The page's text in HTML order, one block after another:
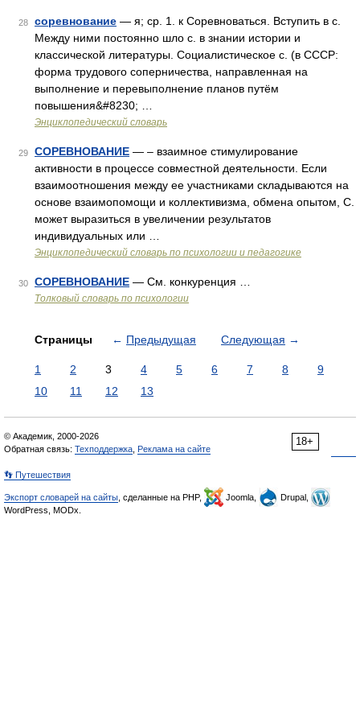
28 соревнование — я; ср. 1. к Соревноваться. Вступить в с.
Между ними постоянно шло с. в знании истории и
классической литературы. Социалистическое с. (в СССР:
форма трудового соперничества, направленная на
выполнение и перевыполнение планов путём
повышения&#8230; …
Энциклопедический словарь
29 СОРЕВНОВАНИЕ — – взаимное стимулирование
активности в процессе совместной деятельности. Если
взаимоотношения между ее участниками складываются на
основе взаимопомощи и коллективизма, обмена опытом, С.
может выразиться в увеличении результатов
индивидуальных или …
Энциклопедический словарь по психологии и педагогике
30 СОРЕВНОВАНИЕ — См. конкуренция …
Толковый словарь по психологии
Страницы ← Предыдущая Следующая →
1 2 3 4 5 6 7 8
9
10
11 12 13
18+
© Академик, 2000-2026
Обратная связь: Техподдержка Реклама на сайте
👣 Путешествия
Экспорт словарей на сайты , сделанные на PHP, Joomla,
Drupal,
WordPress, MODx.